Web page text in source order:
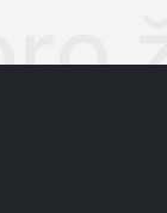
TMAVÝ REŽIM